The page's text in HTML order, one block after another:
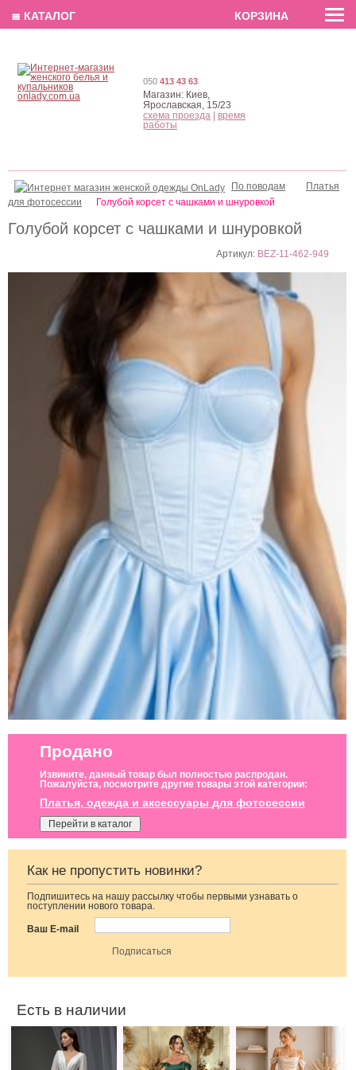
EN РУС
Голубой корсет с чашками и шнуровкой
Артикул: BEZ-11-462-949
Продано
Извините, данный товар был полностью распродан.
Пожалуйста, посмотрите другие товары этой категории:
Платья, одежда и аксессуары для фотосессии
Перейти в каталог
Как не пропустить новинки?
Подпишитесь на нашу рассылку чтобы первыми узнавать о
поступлении нового товара.
Ваш E-mail
Есть в наличии
Свадебное белое
длинное
атласное платье
в пол c рукавами
Вечернее
зеленого цвета
Светлое
По поводам
Платья
для фотосессии
Голубой корсет с чашками и шнуровкой
050 413 43 63
Магазин: Киев,
Ярославская, 15/23
схема проезда
время
работы
≣ КАТАЛОГ КОРЗИНА